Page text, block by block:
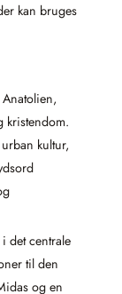
kan bruges
kristendom.
kultur,
det centrale
til den
og en